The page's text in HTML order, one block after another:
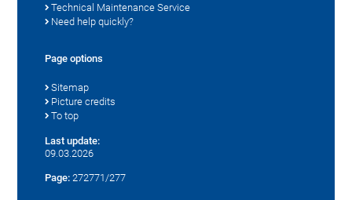
Technical Maintenance Service
Need help quickly?
Page options
Sitemap
Picture credits
To top
Last update:
09.03.2026
Page: 272771/277